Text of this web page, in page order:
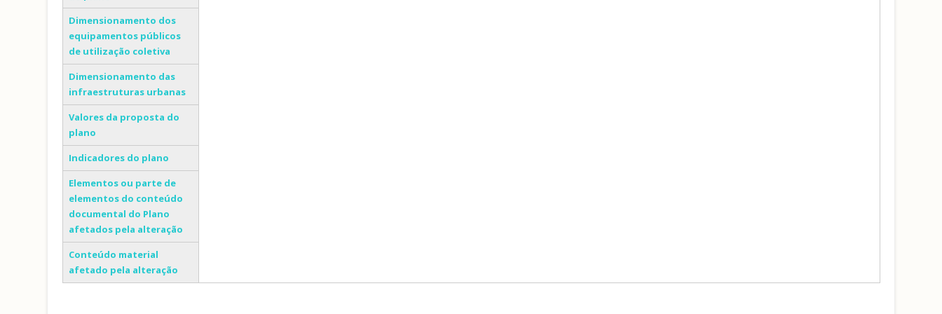
Dimensionamento dos
equipamentos públicos
de utilização coletiva
Dimensionamento das
infraestruturas urbanas
Valores da proposta do
plano
Indicadores do plano
Elementos ou parte de
elementos do conteúdo
documental do Plano
afetados pela alteração
Conteúdo material
afetado pela alteração